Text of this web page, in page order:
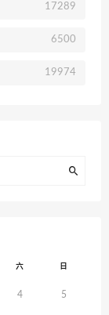
17289
6500
19974
六 日
4 5